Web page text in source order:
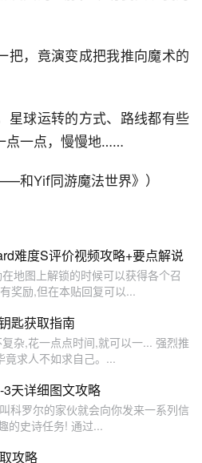
把，竟演变成把我推向魔术的
星球运转的方式、路线都有些
点一点，慢慢地……
和Yif同游魔法世界》）
难度S评价视频攻略+要点解说
地图上解锁的时候可以获得各个召
奖励,但在本贴回复可以...
匙获取指南
杂,花一点点时间,就可以一... 强烈推
竟求人不如求自己。...
天详细图文攻略
科罗尔的家伙就会向你发来一系列信
的史诗任务! 通过...
攻略